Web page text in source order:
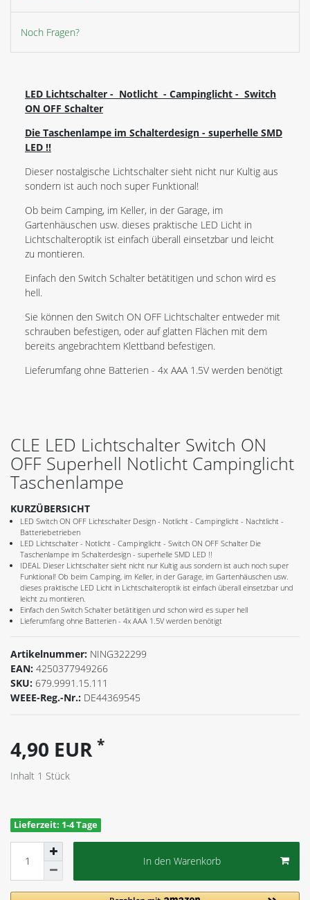
Noch Fragen?
LED Lichtschalter - Notlicht - Campinglicht - Switch
ON OFF Schalter
Die Taschenlampe im Schalterdesign - superhelle SMD
LED !!
Dieser nostalgische Lichtschalter sieht nicht nur Kultig aus
sondern ist auch noch super Funktional!
Ob beim Camping, im Keller, in der Garage, im
Gartenhäuschen usw. dieses praktische LED Licht in
Lichtschalteroptik ist einfach überall einsetzbar und leicht
zu montieren.
Einfach den Switch Schalter betätitigen und schon wird es
hell.
Sie können den Switch ON OFF Lichtschalter entweder mit
schrauben befestigen, oder auf glatten Flächen mit dem
bereits angebrachtem Klettband befestigen.
Lieferumfang ohne Batterien - 4x AAA 1.5V werden benötigt
CLE LED Lichtschalter Switch ON
OFF Superhell Notlicht Campinglicht
Taschenlampe
KURZÜBERSICHT
LED Switch ON OFF Lichtschalter Design - Notlicht - Campinglicht - Nachtlicht -
Batteriebetrieben
LED Lichtschalter - Notlicht - Campinglicht - Switch ON OFF Schalter Die
Taschenlampe im Schalterdesign - superhelle SMD LED !!
IDEAL Dieser Lichtschalter sieht nicht nur Kultig aus sondern ist auch noch super
Funktional! Ob beim Camping, im Keller, in der Garage, im Gartenhäuschen usw.
dieses praktische LED Licht in Lichtschalteroptik ist einfach überall einsetzbar und
leicht zu montieren.
Einfach den Switch Schalter betätitigen und schon wird es super hell
Lieferumfang ohne Batterien - 4x AAA 1.5V werden benötigt
Artikelnummer: NING322299
EAN: 4250377949266
SKU: 679.9991.15.111
WEEE-Reg.-Nr.: DE44369545
4,90 EUR *
Inhalt 1 Stück
Lieferzeit: 1-4 Tage
In den Warenkorb